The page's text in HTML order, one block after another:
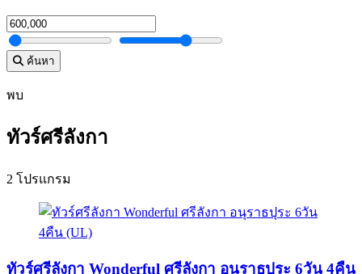
ค้นหา
พบ
ทัวร์ศรีลังกา
2 โปรแกรม
ทัวร์ศรีลังกา Wonderful ศรีลังกา อนุราธปุระ 6วัน 4คืน